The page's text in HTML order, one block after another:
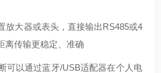
放大器或表头，直接输出RS485或4
离传输更稳定、准确
可以通过蓝牙/USB适配器在个人电